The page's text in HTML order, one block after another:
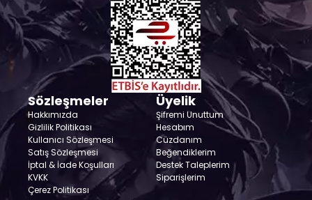
Sözleşmeler
Hakkımızda
Gizlilik Politikası
Kullanıcı Sözleşmesi
Satış Sözleşmesi
İptal & İade Koşulları
KVKK
Çerez Politikası
Üyelik
Şifremi Unuttum
Hesabım
Cüzdanım
Beğendiklerim
Destek Taleplerim
Siparişlerim